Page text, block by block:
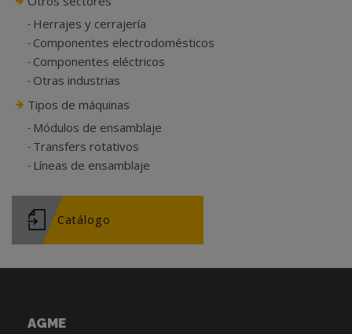
Herrajes y cerrajería
Componentes electrodomésticos
Componentes eléctricos
Otras industrias
Tipos de máquinas
Módulos de ensamblaje
Transfers rotativos
Líneas de ensamblaje
Catálogo
AGME